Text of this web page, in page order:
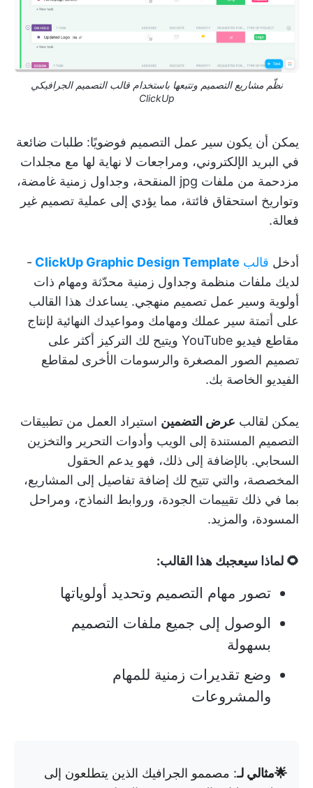
نظّم مشاريع التصميم وتتبعها باستخدام قالب التصميم الجرافيكي
ClickUp
يمكن أن يكون سير عمل التصميم فوضويًا: طلبات ضائعة
في البريد الإلكتروني، ومراجعات لا نهاية لها مع مجلدات
مزدحمة من ملفات jpg المنقحة، وجداول زمنية غامضة،
وتواريخ استحقاق فائتة، مما يؤدي إلى عملية تصميم غير
فعالة.
أدخل قالب ClickUp Graphic Design Template
-
لديك ملفات منظمة وجداول زمنية محدّثة ومهام ذات
أولوية وسير عمل تصميم منهجي. يساعدك هذا القالب
على أتمتة سير عملك ومهامك ومواعيدك النهائية لإنتاج
مقاطع فيديو YouTube ويتيح لك التركيز أكثر على
تصميم الصور المصغرة والرسومات الأخرى لمقاطع
الفيديو الخاصة بك.
يمكن لقالب عرض التضمين استيراد العمل من تطبيقات
التصميم المستندة إلى الويب وأدوات التحرير والتخزين
السحابي. بالإضافة إلى ذلك، فهو يدعم الحقول
المخصصة، والتي تتيح لك إضافة تفاصيل إلى المشاريع،
بما في ذلك تقييمات الجودة، وروابط النماذج، ومراحل
المسودة، والمزيد.
🌻 لماذا سيعجبك هذا القالب:
تصور مهام التصميم وتحديد أولوياتها
الوصول إلى جميع ملفات التصميم
بسهولة
وضع تقديرات زمنية للمهام
والمشروعات
🌟مثالي لـ: مصممو الجرافيك الذين يتطلعون إلى